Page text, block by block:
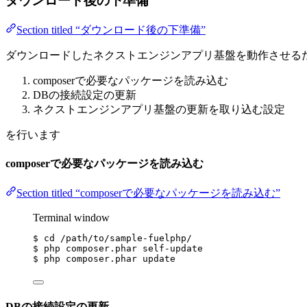
Section titled “ダウンロード後の下準備”
ダウンロードしたネクストエンジンアプリ基盤を動作させる
composerで必要なパッケージを読み込む
DBの接続設定の更新
ネクストエンジンアプリ基盤の更新を取り込む設定
を行います
composerで必要なパッケージを読み込む
Section titled “composerで必要なパッケージを読み込む”
Terminal window
$ cd
/path/to/sample-fuelphp/
$
php composer.phar self-update
$
php composer.phar update